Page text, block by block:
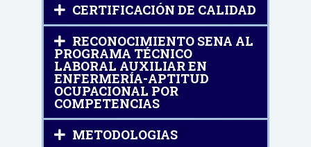
CERTIFICACIÓN DE CALIDAD
RECONOCIMIENTO SENA AL
PROGRAMA TÉCNICO
LABORAL AUXILIAR EN
ENFERMERÍA-APTITUD
OCUPACIONAL POR
COMPETENCIAS
METODOLOGIAS